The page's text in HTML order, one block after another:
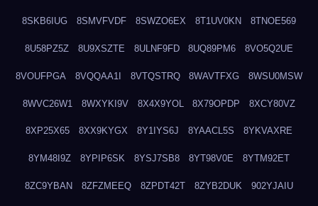
8SKB6IUG 8SMVFVDF 8SWZO6EX 8T1UV0KN 8TNOE569
8U58PZ5Z 8U9XSZTE 8ULNF9FD 8UQ89PM6 8VO5Q2UE
8VOUFPGA 8VQQAA1I 8VTQSTRQ 8WAVTFXG 8WSU0MSW
8WVC26W1 8WXYKI9V 8X4X9YOL 8X79OPDP 8XCY80VZ
8XP25X65 8XX9KYGX 8Y1IYS6J 8YAACL5S 8YKVAXRE
8YM48I9Z 8YPIP6SK 8YSJ7SB8 8YT98V0E 8YTM92ET
8ZC9YBAN 8ZFZMEEQ 8ZPDT42T 8ZYB2DUK 902YJAIU